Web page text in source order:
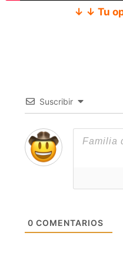
↓ ↓ Tu
Suscribir
0 COMENTARIOS